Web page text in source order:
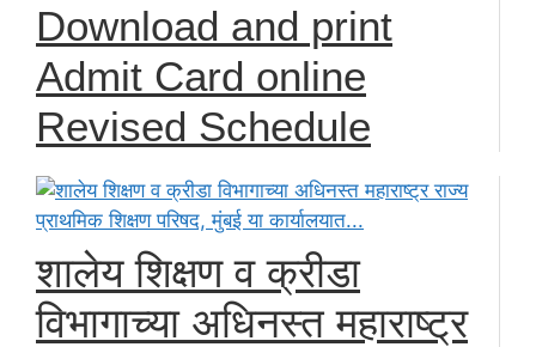
Download and print
Admit Card online
Revised Schedule
शालेय शिक्षण व क्रीडा
विभागाच्या अधिनस्त महाराष्ट्र